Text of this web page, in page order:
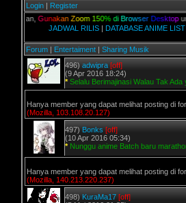
Login | Register
Gun akan Zoom 150% di Browser Desktopuntuk
JADWAL RILIS | DATABASE ANIME LIST
Forum | Entertaiment | Sharing Musik
496) adwipra [off]
(9 Apr 2016 18:24)
* Selalu Berimajinasi Walau Tak Ada
Hanya member yang dapat melihat posting di
(Mozilla, 103.108.20.127)
497) Bonks [off]
(10 Apr 2016 05:34)
* Nunggu anime Batch baru
Hanya member yang dapat melihat posting di
(Mozilla, 140.213.220.237)
498) KuraMa17 [off]